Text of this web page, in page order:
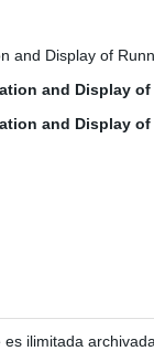
ilimitada